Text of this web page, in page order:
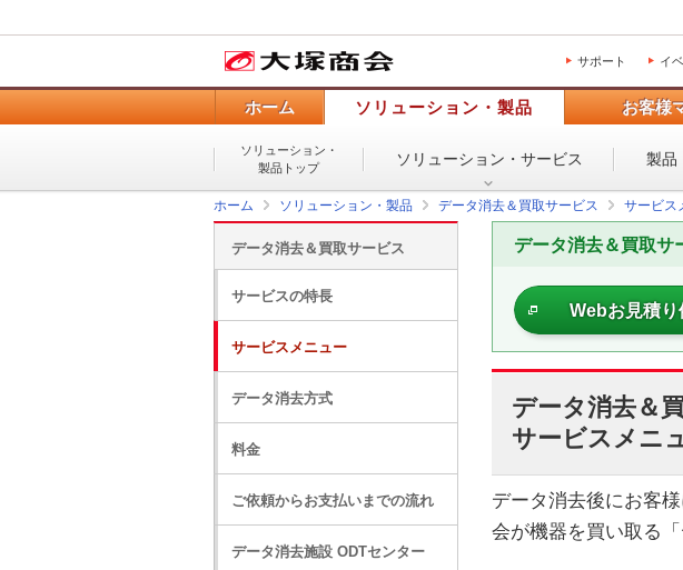
サポート イ
ホーム ソリューション・製品 お客様
ソリューション・
製品トップ
ソリューション・ サービス 製品
ホーム ソリューション・製品 データ消去＆買取サービス サービス
データ消去＆買取サ
Webお見積り
データ消去＆
サービスメニ
データ消去後にお客
会が機器を買い取る
データ消去＆買取サービス
サービスの特長
サービスメニュー
データ消去方式
料金
ご依頼からお支払いまでの流れ
データ消去施設 ODTセンター